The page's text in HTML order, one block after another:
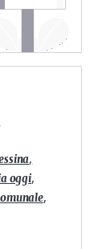
,
oggi,
,